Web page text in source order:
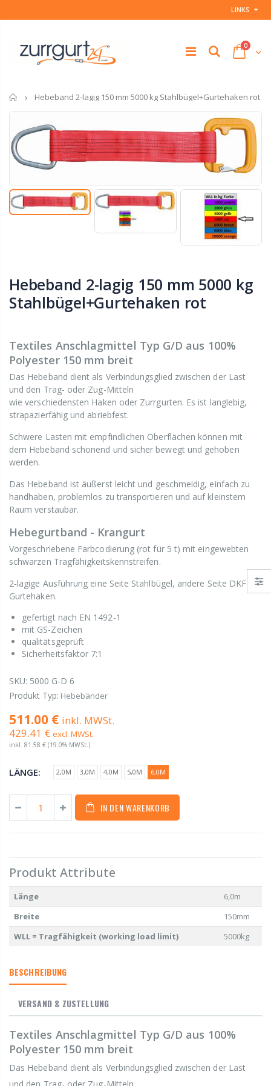
LINKS
0
Startseite
Hebeband 2-lagig 150 mm 5000 kg Stahlbügel+Gurtehaken rot
Hebeband 2-lagig 150 mm 5000 kg
Stahlbügel+Gurtehaken rot
Textiles Anschlagmittel Typ G/D aus 100%
Polyester 150 mm breit
Das Hebeband dient als Verbindungsglied zwischen der Last
und den Trag- oder Zug-Mitteln
wie verschiedensten Haken oder Zurrgurten. Es ist langlebig,
strapazierfähig und abriebfest.
Schwere Lasten mit empfindlichen Oberflächen können mit
dem Hebeband schonend und sicher bewegt und gehoben
werden.
Das Hebeband ist äußerst leicht und geschmeidig, einfach zu
handhaben, problemlos zu transportieren und auf kleinstem
Raum verstaubar.
Hebegurtband - Krangurt
Vorgeschriebene Farbcodierung (rot für 5 t) mit eingewebten
schwarzen Tragfähigkeitskennstreifen.
2-lagige Ausführung eine Seite Stahlbügel, andere Seite DKF-
Gurtehaken.
gefertigt nach EN 1492-1
mit GS-Zeichen
qualitätsgeprüft
Sicherheitsfaktor 7:1
SKU: 5000 G-D 6
Produkt Typ: Hebebänder
511.00 € inkl. MWSt.
429.41 € excl. MWSt.
inkl. 81.58 € (19.0% MWSt.)
LÄNGE: 2,0M 3,0M 4,0M 5,0M 6,0M
IN DEN WARENKORB
Produkt Attribute
Länge
6,0m
Breite
150mm
WLL = Tragfähigkeit (working load limit)
5000kg
BESCHREIBUNG
VERSAND & ZUSTELLUNG
Textiles Anschlagmittel Typ G/D aus 100%
Polyester 150 mm breit
Das Hebeband dient als Verbindungsglied zwischen der Last